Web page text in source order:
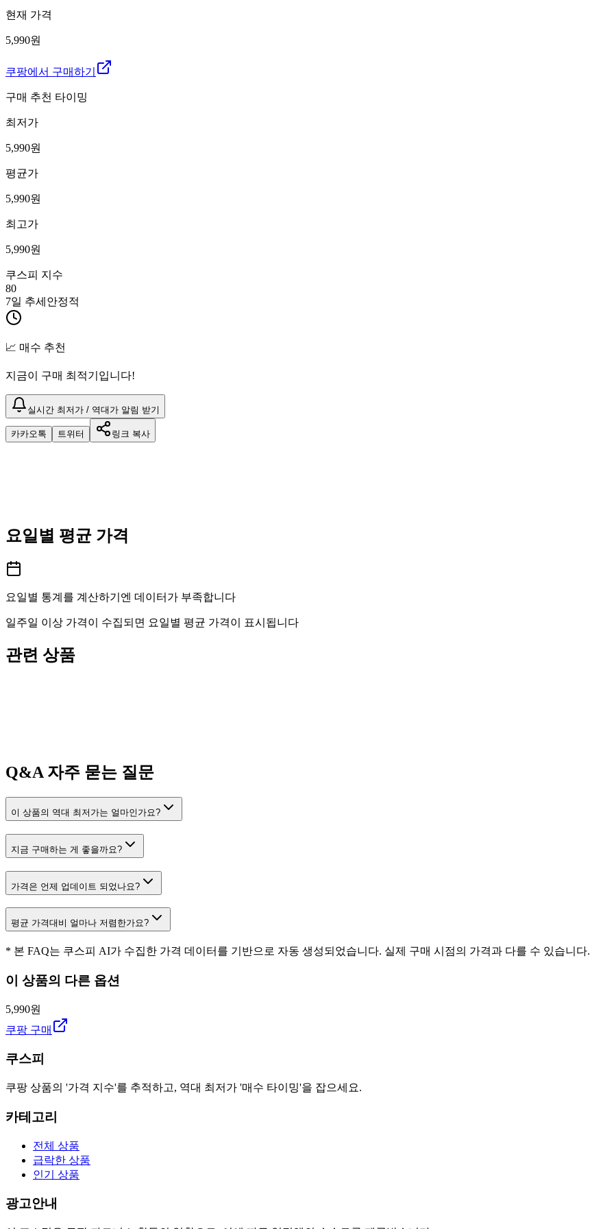
현재 가격
5,990원
쿠팡에서 구매하기
구매 추천 타이밍
최저가
5,990원
평균가
5,990원
최고가
5,990원
쿠스피 지수
80
7일 추세 안정적
📈 매수 추천
지금이 구매 최적기입니다!
실시간 최저가 / 역대가 알림 받기
카카오톡 트위터 링크 복사
요일별 평균 가격
요일별 통계를 계산하기엔 데이터가 부족합니다
일주일 이상 가격이 수집되면 요일별 평균 가격이 표시됩니다
관련 상품
Q&A자주 묻는 질문
이 상품의 역대 최저가는 얼마인가요?
지금 구매하는 게 좋을까요?
가격은 언제 업데이트 되었나요?
평균 가격대비 얼마나 저렴한가요?
* 본 FAQ는 쿠스피 AI가 수집한 가격 데이터를 기반으로 자동 생성되었습니다. 실제 구매 시점의 가격과 다를 수 있습니다.
이 상품의 다른 옵션
5,990원
쿠팡 구매
쿠스피
쿠팡 상품의 '가격 지수'를 추적하고, 역대 최저가 '매수 타이밍'을 잡으세요.
카테고리
전체 상품
급락한 상품
인기 상품
광고안내